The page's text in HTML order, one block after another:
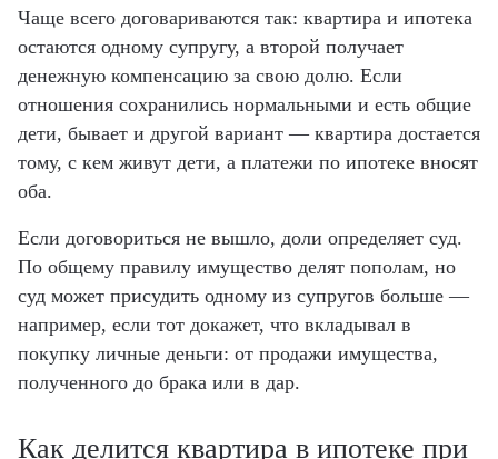
Чаще всего договариваются так: квартира и ипотека
остаются одному супругу, а второй получает
денежную компенсацию за свою долю. Если
отношения сохранились нормальными и есть общие
дети, бывает и другой вариант — квартира достается
тому, с кем живут дети, а платежи по ипотеке вносят
оба.
Если договориться не вышло, доли определяет суд.
По общему правилу имущество делят пополам, но
суд может присудить одному из супругов больше —
например, если тот докажет, что вкладывал в
покупку личные деньги: от продажи имущества,
полученного до брака или в дар.
Как делится квартира в ипотеке при